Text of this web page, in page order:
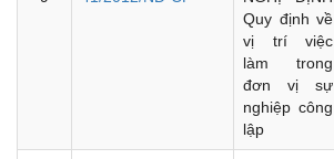
Quy định về
vị trí việc
làm trong
đơn vị sự
nghiệp công
lập